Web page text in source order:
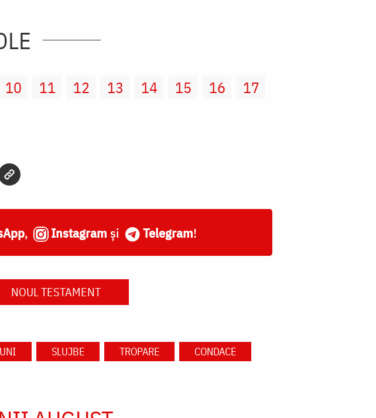
10 11 12 13 14 15 16
17
, Instagram și Telegram!
NOUL TESTAMENT
SLUJBE TROPARE CONDACE